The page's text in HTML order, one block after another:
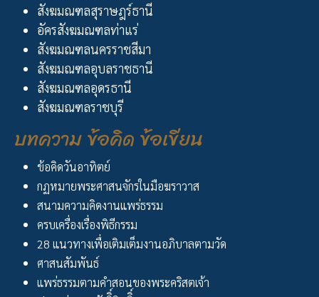
สังฆมณฑลสุราษฎร์ธานี
อัครสังฆมณฑลท่าแร่
สังฆมณฑลนครราชสีมา
สังฆมณฑลอุบลราชธานี
สังฆมณฑลอุดรธานี
สังฆมณฑลราชบุรี
บทความ ข้อคิด ข้อเขียน
ข้อคิดวันอาทิตย์
กฏหมายพระศาสนจักรในมือฆราวาส
สนามความคิดงานแพร่ธรรม
ครบเครื่องเรื่องพิธีกรรม
28 แนวทางเพื่อเติมเต็มงานอภิบาลตามวัด
ศาสนสัมพันธ์
แพร่ธรรมตามคำสอนของพระคริสตเจ้า